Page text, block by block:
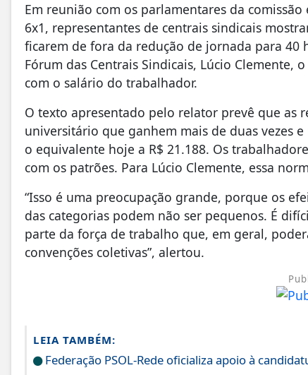
Em reunião com os parlamentares da
6x1, representantes de centrais sindicais
ficarem de fora da redução de jornada para 40
Fórum das Centrais Sindicais, Lúcio Clemente,
com o salário do trabalhador.
O texto apresentado pelo relator prevê que as
universitário que ganhem mais de duas vezes
o equivalente hoje a R$ 21.188. Os
com os patrões. Para Lúcio Clemente, essa
“Isso é uma preocupação grande, porque os
das categorias podem não ser pequenos. É
parte da força de trabalho que, em geral,
convenções coletivas”, alertou.
LEIA TAMBÉM:
Federação PSOL-Rede oficializa apoio à